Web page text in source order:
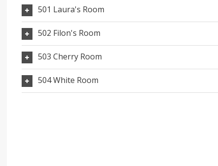
501 Laura's Room
502 Filon's Room
503 Cherry Room
504 White Room